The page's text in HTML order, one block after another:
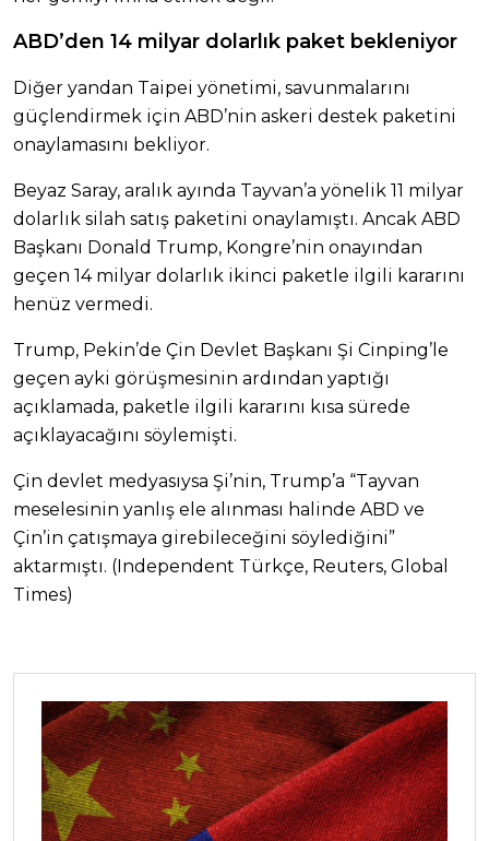
ABD’den 14 milyar dolarlık paket bekleniyor
Diğer yandan Taipei yönetimi, savunmalarını
güçlendirmek için ABD’nin askeri destek paketini
onaylamasını bekliyor.
Beyaz Saray, aralık ayında Tayvan’a yönelik 11 milyar
dolarlık silah satış paketini onaylamıştı. Ancak ABD
Başkanı Donald Trump, Kongre’nin onayından
geçen 14 milyar dolarlık ikinci paketle ilgili kararını
henüz vermedi.
Trump, Pekin’de Çin Devlet Başkanı Şi Cinping’le
geçen ayki görüşmesinin ardından yaptığı
açıklamada, paketle ilgili kararını kısa sürede
açıklayacağını söylemişti.
Çin devlet medyasıysa Şi’nin, Trump’a “Tayvan
meselesinin yanlış ele alınması halinde ABD ve
Çin’in çatışmaya girebileceğini söylediğini”
aktarmıştı. (Independent Türkçe, Reuters, Global
Times)